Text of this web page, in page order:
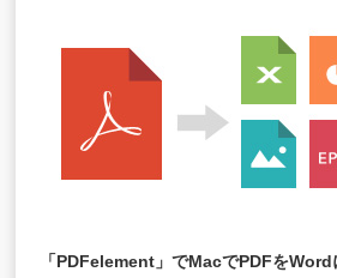
「PDFelement」でMacでPDFを